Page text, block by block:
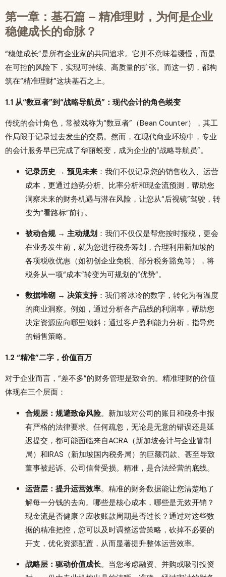
第一章：基石篇 – 精准理财，为何是企业
稳健成长的命脉？
“稳健成长”是所有企业家的共同追求。它并不意味着缓慢，而是
在可控的风险下，实现可持续、高质量的扩张。而这一切，都构
筑在“精准理财”这块基石之上。
1.1 从“数豆者”到“战略导航员”：现代会计的角色蜕变
传统的会计角色，常被戏称为“数豆者”（Bean Counter），其工
作局限于记录过去发生的交易。然而，在现代商业环境中，专业
的会计服务早已完成了华丽蜕变，成为企业的“战略导航员”。
记录历史 → 预见未来 ：我们不仅记录您的销售收入、运营
成本，更通过趋势分析、比率分析和现金流预测，帮助您
洞察未来的财务机遇与潜在风险，让您从“后视镜”驾驶，转
变为“看路标”前行。
被动合规 → 主动规划 ：我们不仅仅是帮您按时报税，更会
在业务发生前，就为您进行税务筹划，合理利用新加坡的
各项税收优惠（如初创企业免税、部分税务豁免等），将
税务从一项“成本”转变为可规划的“优势”。
数据堆砌 → 决策支持：我们将冰冷的数字，转化为有温度
的商业洞察。例如，通过分析各产品线的利润率，帮助您
决定资源应向哪里倾斜；通过客户盈利能力分析，指导您
的销售策略。
1.2 “精准”二字，价值百万
对于企业而言，“差不多”的财务管理是致命的。精准理财的价值
体现在三个层面：
合规层：规避致命风险。新加坡对公司的账目和税务申报
有严格的法律要求。任何疏忽，无论是无意的错误还是延
迟提交，都可能面临来自ACRA（新加坡会计与企业管制
局）和IRAS（新加坡国内税务局）的巨额罚款、甚至导致
董事被起诉、公司信誉受损。精准，是合法经营的底线。
运营层：提升运营效率。精准的财务数据能让您清楚地了
解每一分钱的去向。哪些是核心成本，哪些是无效开销？
现金流是否健康？应收账款周期是否过长？通过对这些数
据的精准把控，您可以及时调整运营策略，砍掉不必要的
开支，优化资源配置，从而显著提升整体运营效率。
战略层：驱动价值成长。当您考虑融资、并购或吸引投资